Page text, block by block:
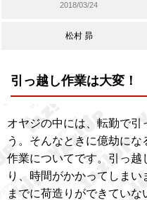
2018/03/24
松村 昴
引っ越し作業は大変！
オヤジの中には、転勤で引
う。そんなときに億劫に
作業についてです。引っ越
り、時間がかかってしまい
までに荷造りができてい